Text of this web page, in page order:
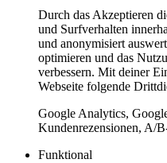
Durch das Akzeptieren
und Surfverhalten
und anonymisiert
optimieren und das
verbessern. Mit deiner
Webseite folgende
Google Analytics,
Kundenrezensionen, A/
Funktional